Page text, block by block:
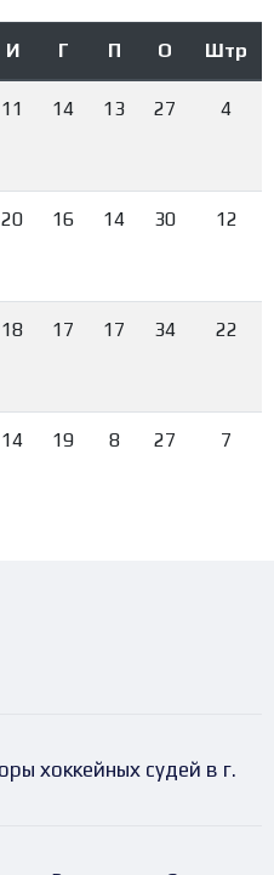
И Г П О Штр
11 14 13 27 4
20 16 14 30 12
18 17 17 34 22
14 19 8 27 7
хоккейных судей в г.